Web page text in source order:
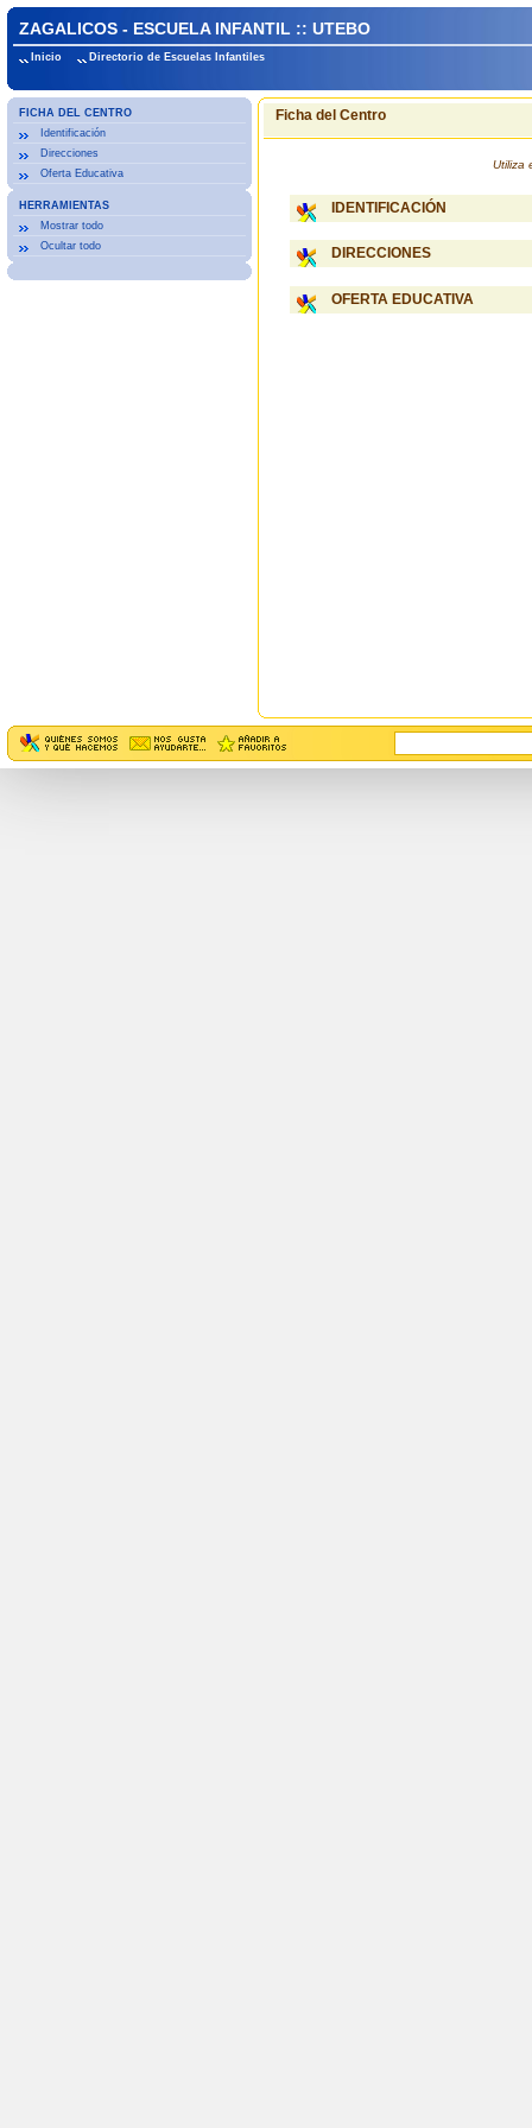
ZAGALICOS - ESCUELA INFANTIL :: UTEBO
Inicio Directorio de Escuelas Infantiles
FICHA DEL CENTRO
Identificación
Direcciones
Oferta Educativa
HERRAMIENTAS
Mostrar todo
Ocultar todo
Ficha del Centro
Utiliza
IDENTIFICACIÓN
DIRECCIONES
OFERTA EDUCATIVA